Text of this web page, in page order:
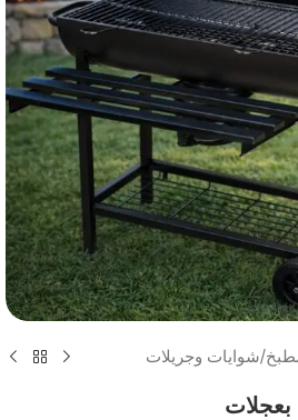
/شوايات وجريلات
بعجلات